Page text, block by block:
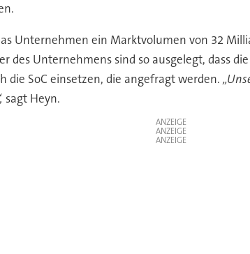
Unternehmen ein Marktvolumen von 32
Unternehmens sind so ausgelegt, dass
SoC einsetzen, die angefragt werden.
sagt Heyn.
ANZEIGE
ANZEIGE
ANZEIGE